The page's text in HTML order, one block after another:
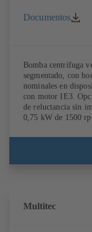
Documentos
Bomba centrífuga
segmentado, con
nominales en
con motor IE3.
de reluctancia sin
0,75 kW de 1500
con sistema de
PumpDrive 2 Eco
Multitec